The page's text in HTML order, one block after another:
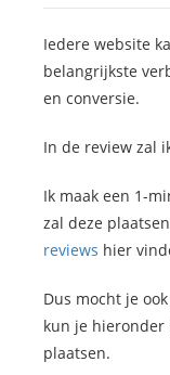
Iedere website
belangrijkste
en conversie.
In de review zal
Ik maak een 1-
zal deze
reviews hier
Dus mocht je
kun je hieronder
plaatsen.